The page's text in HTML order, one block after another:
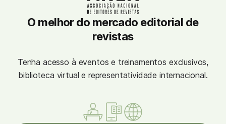
O melhor do mercado editorial de
revistas
Tenha acesso à eventos e treinamentos exclusivos,
biblioteca virtual e representatividade internacional.